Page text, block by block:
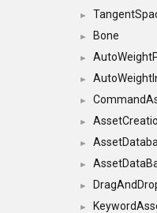
►
► Bone
►
►
►
►
►
►
►
►